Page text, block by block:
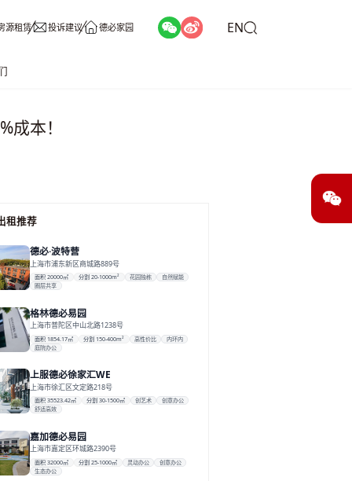
源租赁 投诉建议 德必家园 EN
本！
租推荐
德必·波特营
上海市浦东新区商城路889号
面积 20000㎡ 分割 20-1000m² 花园独栋
自然赋能
圈层共享
格林德必易园
上海市普陀区中山北路1238号
面积 1854.17㎡ 分割 150-400m² 高性价比
内环内
庭院办公
上服德必徐家汇WE
上海市徐汇区文定路218号
面积 35523.42㎡ 分割 30-1500㎡ 创艺术
创意办公
舒适高效
嘉加德必易园
上海市嘉定区环城路2390号
面积 32000㎡ 分割 25-1000㎡ 灵动办公
创意办公
生态办公